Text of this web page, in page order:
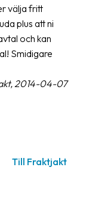
välja fritt
plus att ni
och kan
Smidigare
2014-04-07
Till Fraktjakt